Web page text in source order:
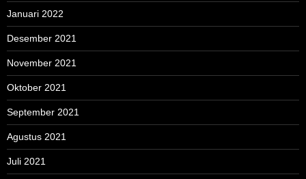
Januari 2022
Desember 2021
November 2021
Oktober 2021
September 2021
Agustus 2021
Juli 2021